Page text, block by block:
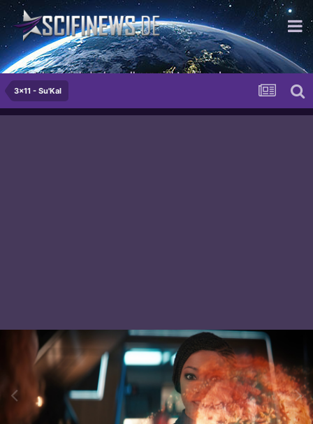
...ich lass mich doch von Ihnen nicht anlügen!
3x11 - Su'Kal